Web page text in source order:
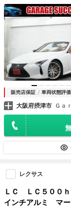
様／デジタルイン
ｕｅｔｏｏｔｈ／
システム
販売店保証 車両状態評
大阪府摂津市
レクサス
ＬＣ ＬＣ５００
インチアルミ マ